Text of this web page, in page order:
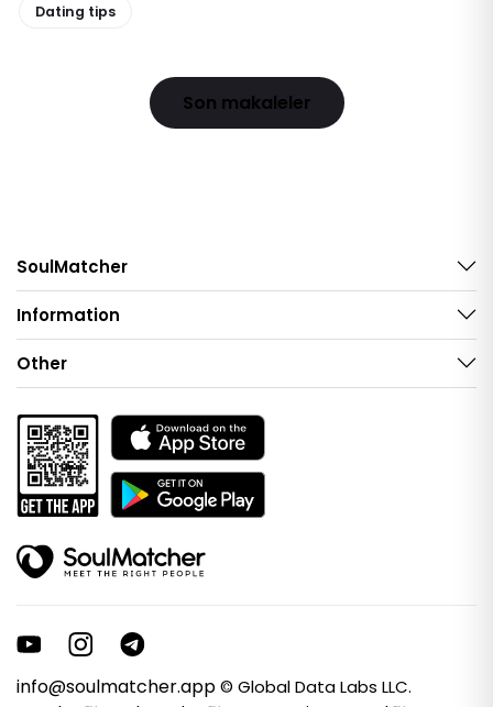
Dating tips
Son makaleler
SoulMatcher
Information
Other
info@soulmatcher.app© Global Data Labs LLC.